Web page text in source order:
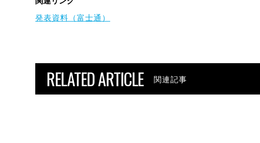
発表資料（富士通）
RELATED ARTICLE 関連記事